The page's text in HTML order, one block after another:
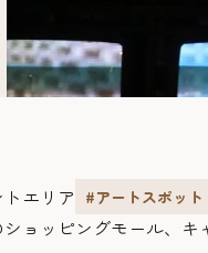
エリア #アートスポット
ョッピングモール、